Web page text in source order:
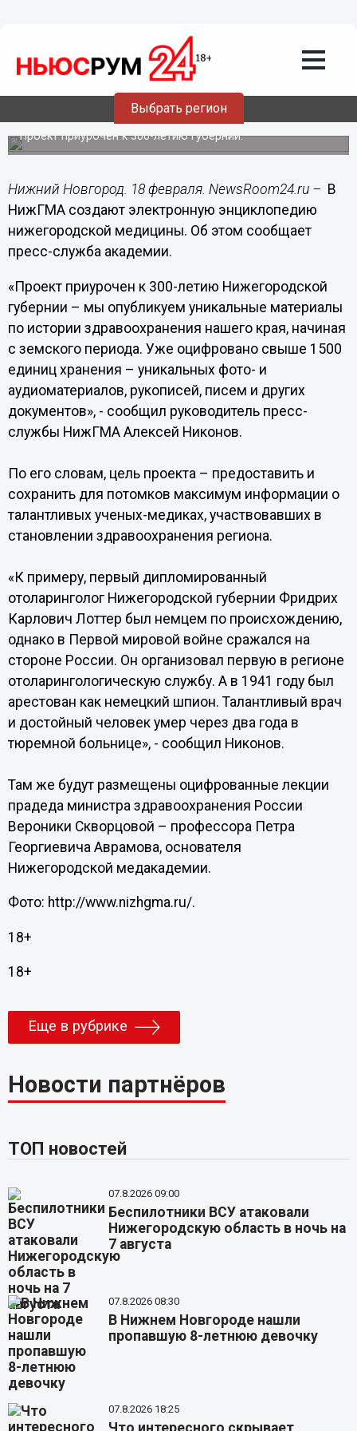
Выбрать регион
Электронную энциклопедию
нижегородской медицины создают в
Проект приурочен к 300-летию губернии.
Нижний Новгород. 18 февраля. NewsRoom24.ru – В
НижГМА создают электронную энциклопедию
нижегородской медицины. Об этом сообщает
пресс-служба академии.
«Проект приурочен к 300-летию Нижегородской
губернии – мы опубликуем уникальные материалы
по истории здравоохранения нашего края, начиная
с земского периода. Уже оцифровано свыше 1500
единиц хранения – уникальных фото- и
аудиоматериалов, рукописей, писем и других
документов», - сообщил руководитель пресс-
службы НижГМА Алексей Никонов.
По его словам, цель проекта – предоставить и
сохранить для потомков максимум информации о
талантливых ученых-медиках, участвовавших в
становлении здравоохранения региона.
«К примеру, первый дипломированный
отоларинголог Нижегородской губернии Фридрих
Карлович Лоттер был немцем по происхождению,
однако в Первой мировой войне сражался на
стороне России. Он организовал первую в регионе
отоларингологическую службу. А в 1941 году был
арестован как немецкий шпион. Талантливый врач
и достойный человек умер через два года в
тюремной больнице», - сообщил Никонов.
Там же будут размещены оцифрованные лекции
прадеда министра здравоохранения России
Вероники Скворцовой – профессора Петра
Георгиевича Аврамова, основателя
Нижегородской медакадемии.
Фото: http://www.nizhgma.ru/.
18+
18+
Еще в рубрике
Новости партнёров
ТОП новостей
07.8.2026 09:00
Беспилотники ВСУ атаковали
Нижегородскую область в ночь на
7 августа
07.8.2026 08:30
В Нижнем Новгороде нашли
пропавшую 8-летнюю девочку
07.8.2026 18:25
Что интересного скрывает